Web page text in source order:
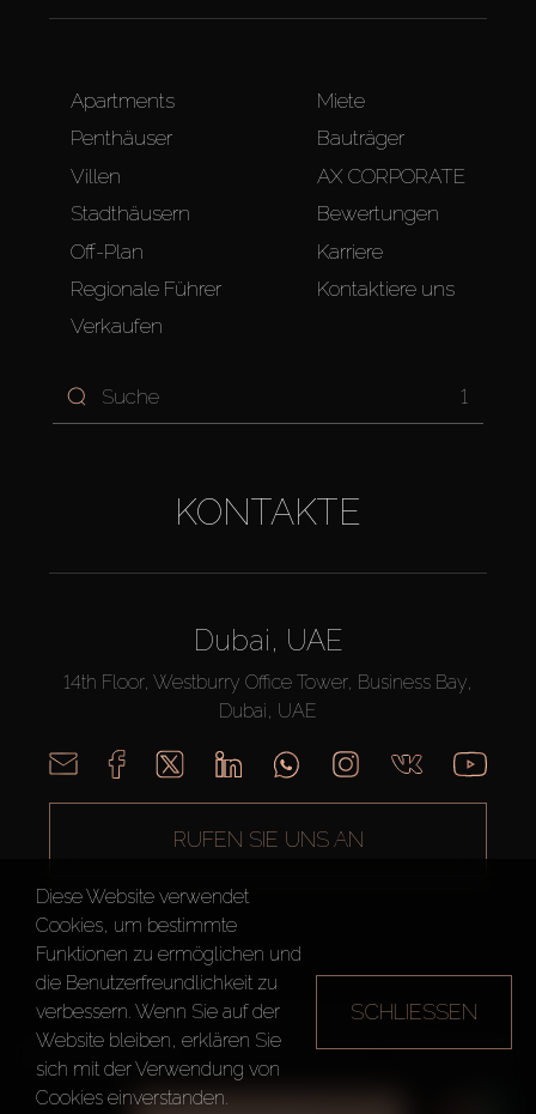
Apartments
Penthäuser
Villen
Stadthäusern
Off-Plan
Regionale Führer
Verkaufen
Miete
Bauträger
AX CORPORATE
Bewertungen
Karriere
Kontaktiere uns
1
KONTAKTE
Dubai, UAE
14th Floor, Westburry Office Tower, Business Bay,
Dubai, UAE
RUFEN SIE UNS AN
AX CAPITAL ©2026 Alle Rechte vorbehalten
Nutzungsbedingungen
Datenschutzrichtlinie Seitenverzeichnis
Diese Website verwendet
Cookies, um bestimmte
Funktionen zu ermöglichen und
die Benutzerfreundlichkeit zu
verbessern. Wenn Sie auf der
Website bleiben, erklären Sie
sich mit der Verwendung von
Cookies einverstanden.
SCHLIESSEN